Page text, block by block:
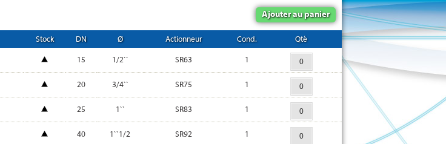
Ajouter au panier
Stock DN Ø Actionneur Cond. Qté
15 1/2`` SR63 1
20 3/4`` SR75 1
25 1`` SR83 1
40 1``1/2 SR92 1